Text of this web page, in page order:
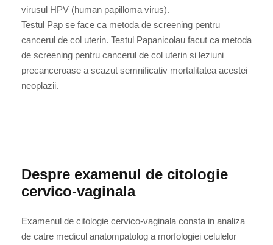
virusul HPV (human papilloma virus).
Testul Pap se face ca metoda de screening pentru
cancerul de col uterin. Testul Papanicolau facut ca metoda
de screening pentru cancerul de col uterin si leziuni
precanceroase a scazut semnificativ mortalitatea acestei
neoplazii.
Despre examenul de citologie
cervico-vaginala
Examenul de citologie cervico-vaginala consta in analiza
de catre medicul anatompatolog a morfologiei celulelor